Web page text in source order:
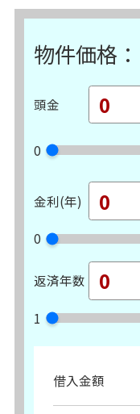
物件価格：
頭金
0
金利(年)
0
返済年数
1
借入金額